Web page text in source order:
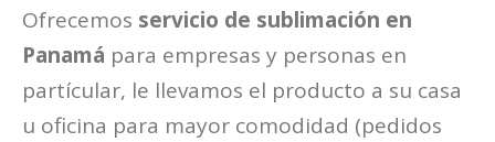
Ofrecemos servicio de sublimación en
Panamá para empresas y personas en
partícular, le llevamos el producto a su casa
u oficina para mayor comodidad (pedidos